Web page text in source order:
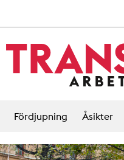
Fördjupning Åsikter